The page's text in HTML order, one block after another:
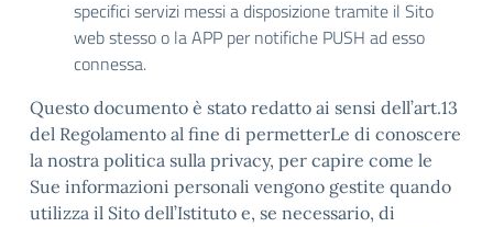
specifici servizi messi a disposizione tramite il Sito
web stesso o la APP per notifiche PUSH ad esso
connessa.
Questo documento è stato redatto ai sensi dell’art.13
del Regolamento al fine di permetterLe di conoscere
la nostra politica sulla privacy, per capire come le
Sue informazioni personali vengono gestite quando
utilizza il Sito dell’Istituto e, se necessario, di